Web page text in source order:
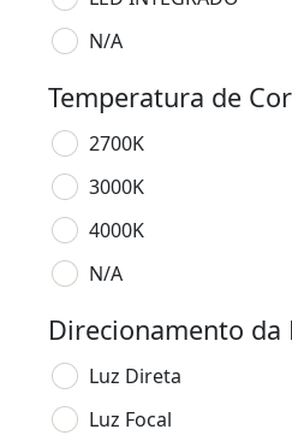
N/A
Temperatura de Cor
2700K
3000K
4000K
N/A
Direcionamento da
Luz Direta
Luz Focal